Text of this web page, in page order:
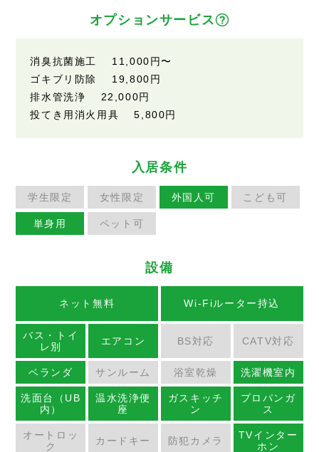
オプションサービス
消臭抗菌施工 11,000円〜
ゴキブリ防除 19,800円
排水管洗浄 22,000円
投てき用消火用具 5,800円
入居条件
学生限定 女性限定 外国人可 こども可
単身用 ペット可
設備
ネット無料 Wi-Fiルーター持込
バス・トイ
レ別
エアコン BS対応 CATV対応
ベランダ サンルーム 浴室乾燥 洗濯機室内
洗面台（UB
内）
温水洗浄便
座
ガスキッチ
ン
プロパンガ
ス
オートロッ
ク
カードキー 防犯カメラ
TVインター
ホン